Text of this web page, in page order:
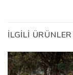
İLGILI ÜRÜNLER